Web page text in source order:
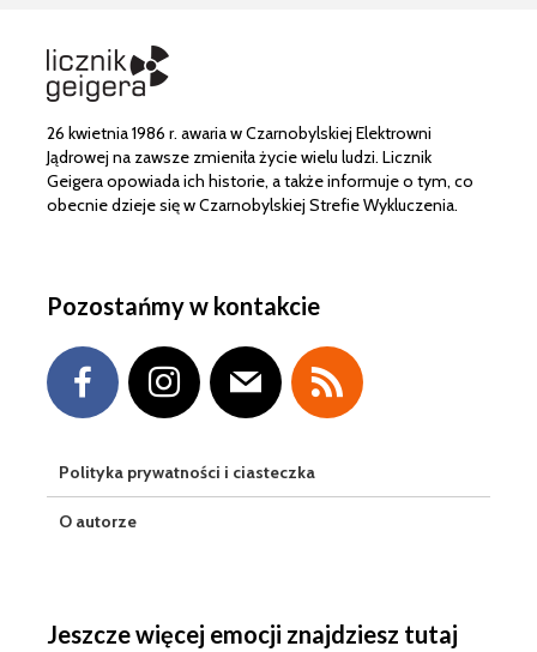
26 kwietnia 1986 r. awaria w Czarnobylskiej Elektrowni
Jądrowej na zawsze zmieniła życie wielu ludzi. Licznik
Geigera opowiada ich historie, a także informuje o tym, co
obecnie dzieje się w Czarnobylskiej Strefie Wykluczenia.
Pozostańmy w kontakcie
Polityka prywatności i ciasteczka
O autorze
Jeszcze więcej emocji znajdziesz tutaj